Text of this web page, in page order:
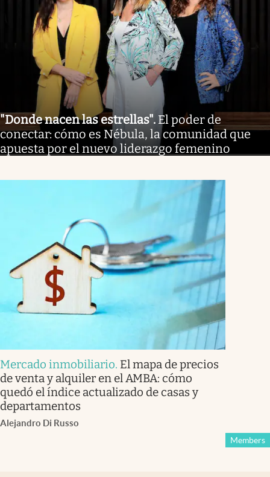
"Donde nacen las estrellas". El poder de
conectar: cómo es Nébula, la comunidad que
apuesta por el nuevo liderazgo femenino
Mercado inmobiliario. El mapa de precios
de venta y alquiler en el AMBA: cómo
quedó el índice actualizado de casas y
departamentos
Alejandro Di Russo
Members